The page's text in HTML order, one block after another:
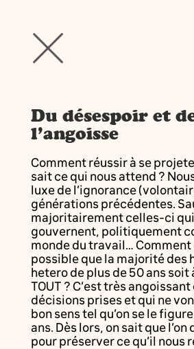
Du désespoir et
l’angoisse
Comment réussir à se
sait ce qui nous attend ?
luxe de l’ignorance
générations précédentes.
majoritairement celles-ci
gouvernent, politiquement
monde du travail…
possible que la majorité des
hetero de plus de 50 ans soit
TOUT ? C’est très
décisions prises et qui ne
bon sens tel qu’on se le
ans. Dès lors, on sait que l’on
pour préserver ce qu’il nous